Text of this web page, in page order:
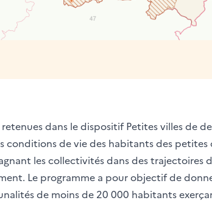
dans le dispositif Petites villes de
conditions de vie des habitants des
les collectivités dans des trajectoires
Le programme a pour objectif de
de moins de 20 000 habitants